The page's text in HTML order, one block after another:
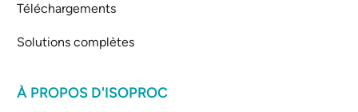
Téléchargements
Solutions complètes
À PROPOS D'ISOPROC